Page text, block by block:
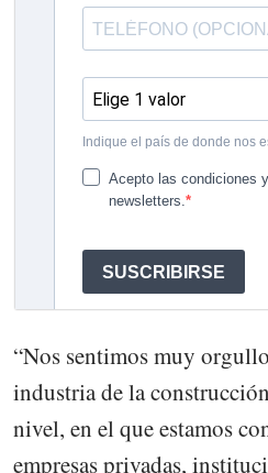
“Nos sentimos muy
industria de la
nivel, en el que estamos
empresas privadas,